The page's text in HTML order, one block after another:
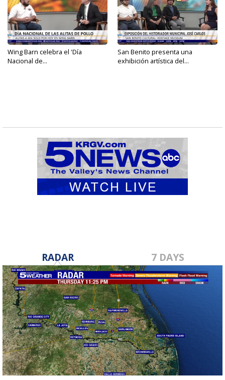
Wing Barn celebra el 'Día
Nacional de...
San Benito presenta una
exhibición artística del...
RADAR 7 DAYS